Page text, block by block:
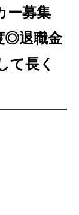
ー募集
◎退職金
て長く